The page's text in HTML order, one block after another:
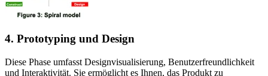
4. Prototyping und Design
Diese Phase umfasst Designvisualisierung, Benutzerfreundlichkeit
und Interaktivität. Sie ermöglicht es Ihnen, das Produkt zu